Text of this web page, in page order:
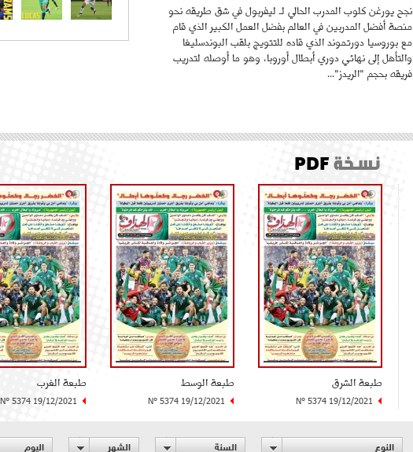
نجح يورغن كلوب المدرب الحالي لـ ليفربول في شق طريقه نحو
منصة أفضل المدربين في العالم بفضل العمل الكبير الذي قام
مع بوروسيا دورتموند الذي قاده للتتويج بلقب البوندسليغا
والتأهل إلى نهائي دوري أبطال أوروبا، وهو ما أوصله لتدريب
فريقه بحجم "الريدز"...
نسخةPDF
طبعة الشرق
N° 5374 19/12/2021
طبعة الوسط
N° 5374 19/12/2021
طبعة الغرب
N° 5374 19/12/2021
النوع السنة الشهر اليوم